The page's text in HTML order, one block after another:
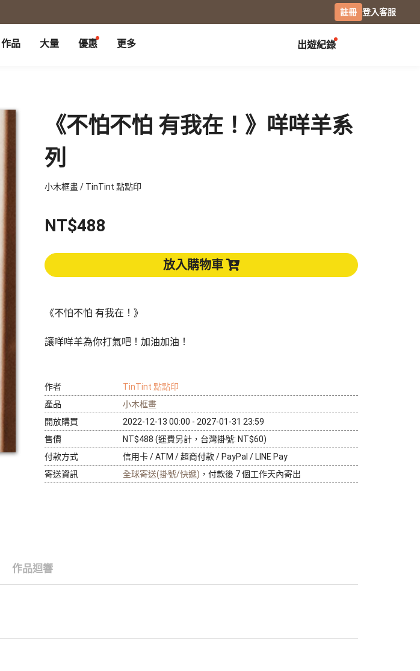
註冊 登入客服
作品 大量 優惠 更多
卡類
明信片
結婚書約
月曆手帳
經典桌曆
旅行攝影
隨行手札
畢業禮物
生日卡片
回憶
生命故事
紀念品
風景攝影
出遊紀錄
《不怕不怕 有我在！》咩咩羊系
列
小木框畫 / TinTint 點點印
NT$488
放入購物車
《不怕不怕 有我在！》
讓咩咩羊為你打氣吧！加油加油！
作者
TinTint 點點印
產品
小木框畫
開放購買
2022-12-13 00:00 - 2027-01-31 23:59
售價
NT$488 (運費另計，台灣掛號: NT$60)
付款方式
信用卡 / ATM / 超商付款 / PayPal / LINE Pay
寄送資訊
全球寄送(掛號/快遞) ，付款後 7 個工作天內寄出
作品迴響